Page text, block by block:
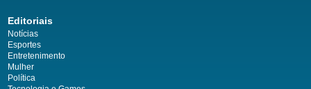
Editoriais
Notícias
Esportes
Entretenimento
Mulher
Política